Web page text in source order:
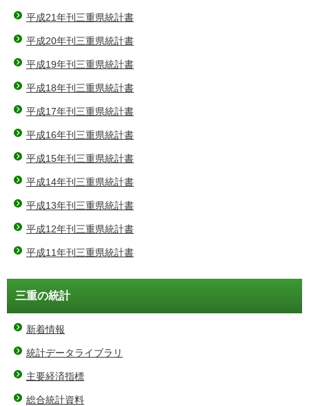
平成21年刊三重県統計書
平成20年刊三重県統計書
平成19年刊三重県統計書
平成18年刊三重県統計書
平成17年刊三重県統計書
平成16年刊三重県統計書
平成15年刊三重県統計書
平成14年刊三重県統計書
平成13年刊三重県統計書
平成12年刊三重県統計書
平成11年刊三重県統計書
三重の統計
新着情報
統計データライブラリ
主要経済指標
総合統計資料